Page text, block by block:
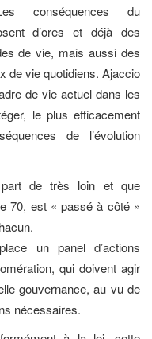
conséquences du
d’ores et déjà des
de vie, mais aussi des
de vie quotidiens. Ajaccio
de vie actuel dans les
le plus efficacement
de l’évolution
de très loin et que
70, est « passé à côté »
un panel d’actions
qui doivent agir
gouvernance, au vu de
nécessaires.